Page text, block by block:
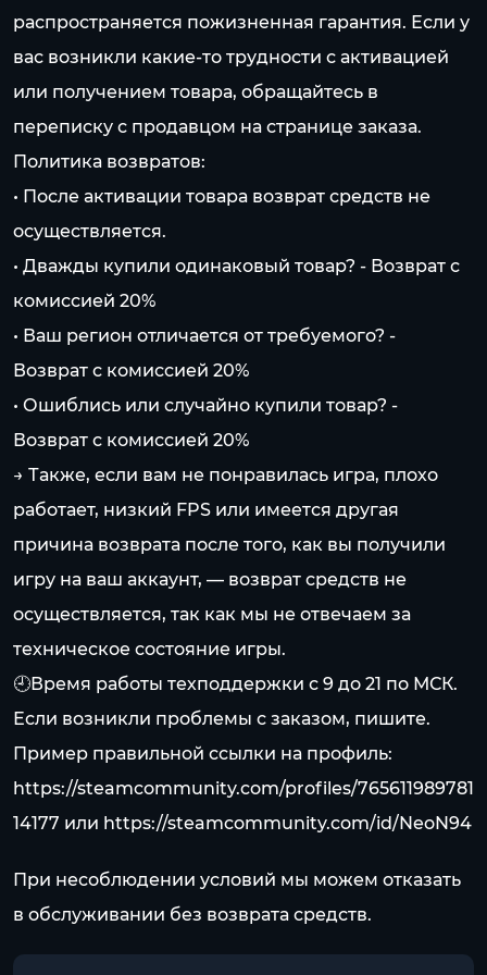
распространяется пожизненная гарантия. Если у
вас возникли какие-то трудности с активацией
или получением товара, обращайтесь в
переписку с продавцом на странице заказа.
Политика возвратов:
• После активации товара возврат средств не
осуществляется.
• Дважды купили одинаковый товар? - Возврат с
комиссией 20%
• Ваш регион отличается от требуемого? -
Возврат с комиссией 20%
• Ошиблись или случайно купили товар? -
Возврат с комиссией 20%
→ Также, если вам не понравилась игра, плохо
работает, низкий FPS или имеется другая
причина возврата после того, как вы получили
игру на ваш аккаунт, — возврат средств не
осуществляется, так как мы не отвечаем за
техническое состояние игры.
🕘Время работы техподдержки с 9 до 21 по МСК.
Если возникли проблемы с заказом, пишите.
Пример правильной ссылки на профиль:
https://steamcommunity.com/profiles/765611989781
14177 или https://steamcommunity.com/id/NeoN94
При несоблюдении условий мы можем отказать
в обслуживании без возврата средств.